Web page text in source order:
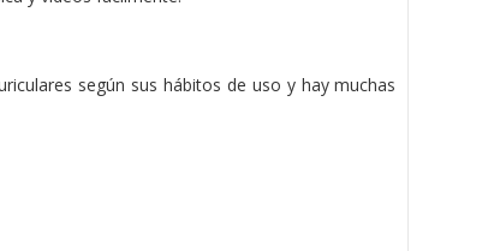
según sus hábitos de uso y hay muchas